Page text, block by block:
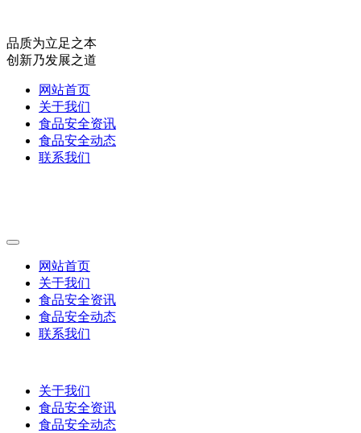
品质为立足之本
创新乃发展之道
网站首页
关于我们
食品安全资讯
食品安全动态
联系我们
网站首页
关于我们
食品安全资讯
食品安全动态
联系我们
关于我们
食品安全资讯
食品安全动态